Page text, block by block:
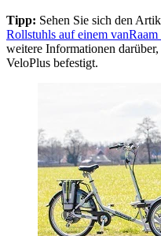
Tipp: Sehen Sie sich den
Rollstuhls auf einem
weitere Informationen
VeloPlus befestigt.